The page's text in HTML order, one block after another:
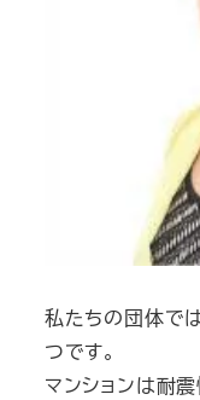
私たちの団体で
つです。
マンションは耐